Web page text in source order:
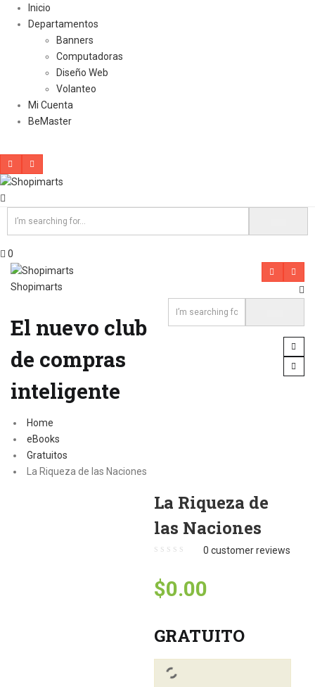
Inicio
Departamentos
Banners
Computadoras
Diseño Web
Volanteo
Mi Cuenta
BeMaster
0
Shopimarts
El nuevo club
de compras
inteligente
Home
eBooks
Gratuitos
La Riqueza de las Naciones
La Riqueza de
las Naciones
0 customer reviews
$0.00
GRATUITO